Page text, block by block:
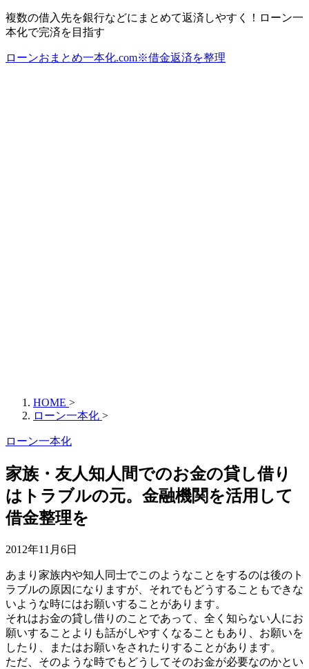
複数の借入先を銀行などにまとめて返済しやすく！ローン一
本化で完済を目指す
ローンおまとめ一本化.com※借金返済を整理
HOME >
ローン一本化 >
ローン一本化
家族・友人知人間でのお金の貸し借り
はトラブルの元。金融機関を活用して
借金整理を
2012年11月6日
あまり家族内や知人同士でこのようなことをするのは後のト
ラブルの原因になりますが、それでもどうすることもできな
いような時にはお願いすることがあります。
それはお金の貸し借りのことであって、全く知らない人にお
願いすることよりも話がしやすくなることもあり、お願いを
したり、またはお願いをされたりすることがあります。
ただ、そのような時でもどうしてそのお金が必要なのかとい